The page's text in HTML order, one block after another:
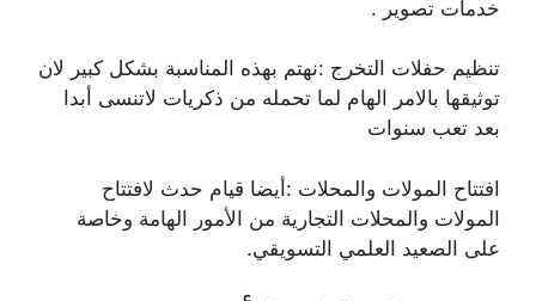
خدمات تصوير .
تنظيم حفلات التخرج :نهتم بهذه المناسبة بشكل كبير لان
توثيقها بالامر الهام لما تحمله من ذكريات لاتنسى أبدا
بعد تعب سنوات
افتتاح المولات والمحلات :أيضا قيام حدث لافتتاح
المولات والمحلات التجارية من الأمور الهامة وخاصة
على الصعيد العلمي التسويقي.